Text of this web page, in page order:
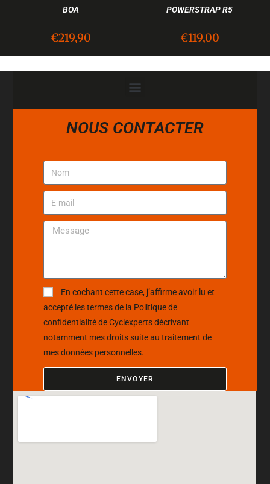
BOA
€219,90
POWERSTRAP R5
€119,00
NOUS CONTACTER
En cochant cette case, j’affirme avoir lu et
accepté les termes de la Politique de
confidentialitéde Cyclexperts décrivant
notamment mes droits suite au traitement de
mes données personnelles.
ENVOYER